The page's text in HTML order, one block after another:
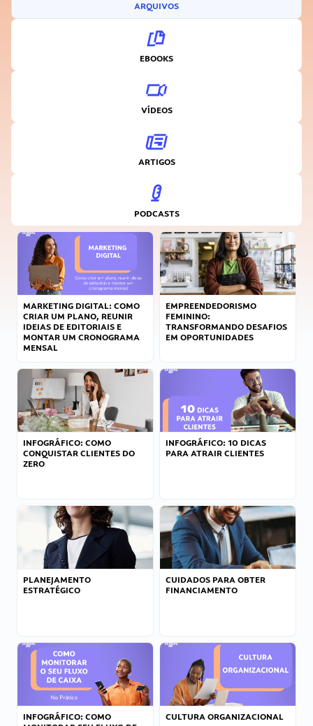
ARQUIVOS
EBOOKS
VÍDEOS
ARTIGOS
PODCASTS
MARKETING DIGITAL: COMO
CRIAR UM PLANO, REUNIR
IDEIAS DE EDITORIAIS E
MONTAR UM CRONOGRAMA
MENSAL
EMPREENDEDORISMO
FEMININO:
TRANSFORMANDO DESAFIOS
EM OPORTUNIDADES
INFOGRÁFICO: COMO
CONQUISTAR CLIENTES DO
ZERO
INFOGRÁFICO: 10 DICAS
PARA ATRAIR CLIENTES
PLANEJAMENTO
ESTRATÉGICO
CUIDADOS PARA OBTER
FINANCIAMENTO
INFOGRÁFICO: COMO
CULTURA ORGANIZACIONAL